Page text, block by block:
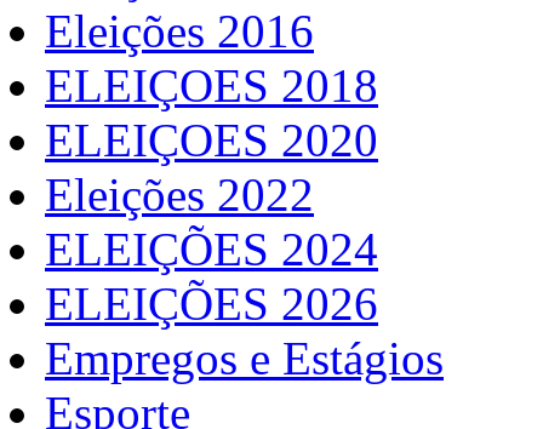
Eleições 2016
ELEIÇOES 2018
ELEIÇOES 2020
Eleições 2022
ELEIÇÕES 2024
ELEIÇÕES 2026
Empregos e Estágios
Esporte